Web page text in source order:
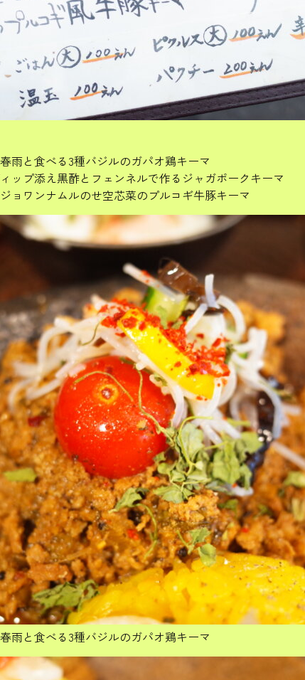
雨と食べる3種バジルのガパオ鶏キーマ
ップ添え黒酢とフェンネルで作るジャガポークキーマ
ョワンナムルのせ空芯菜のプルコギ牛豚キーマ
雨と食べる3種バジルのガパオ鶏キーマ